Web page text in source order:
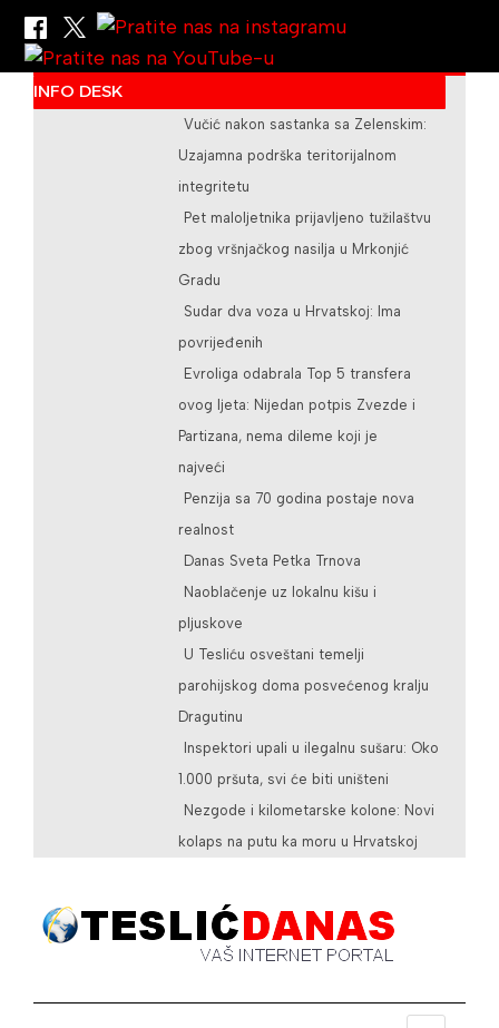
/teslicdanas@gmail.com
INFO DESK
Vučić nakon sastanka sa Zelenskim:
Uzajamna podrška teritorijalnom
integritetu
Pet maloljetnika prijavljeno tužilaštvu
zbog vršnjačkog nasilja u Mrkonjić
Gradu
Sudar dva voza u Hrvatskoj: Ima
povrijeđenih
Evroliga odabrala Top 5 transfera
ovog ljeta: Nijedan potpis Zvezde i
Partizana, nema dileme koji je
najveći
Penzija sa 70 godina postaje nova
realnost
Danas Sveta Petka Trnova
Naoblačenje uz lokalnu kišu i
pljuskove
U Tesliću osveštani temelji
parohijskog doma posvećenog kralju
Dragutinu
Inspektori upali u ilegalnu sušaru: Oko
1.000 pršuta, svi će biti uništeni
Nezgode i kilometarske kolone: Novi
kolaps na putu ka moru u Hrvatskoj